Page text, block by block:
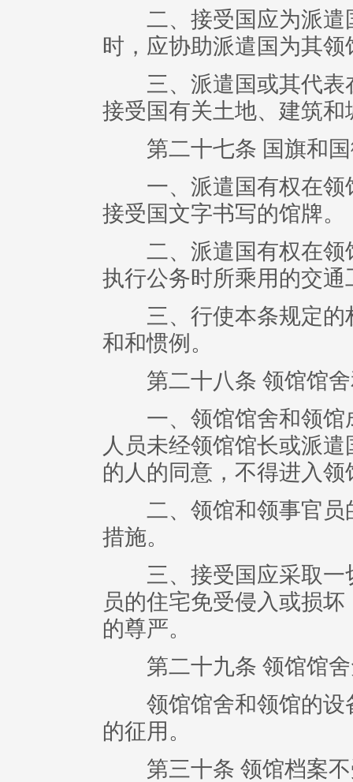
二、接受国应为派遣
时，应协助派遣国为其
三、派遣国或其代表
接受国有关土地、建筑
第二十七条 国旗和国
一、派遣国有权在领
接受国文字书写的馆牌。
二、派遣国有权在领
执行公务时所乘用的交
三、行使本条规定的
和和惯例。
第二十八条 领馆馆舍
一、领馆馆舍和领馆
人员未经领馆馆长或派
的人的同意，不得进入
二、领馆和领事官员
措施。
三、接受国应采取一
员的住宅免受侵入或损
的尊严。
第二十九条 领馆馆舍
领馆馆舍和领馆的设
的征用。
第三十条 领馆档案不